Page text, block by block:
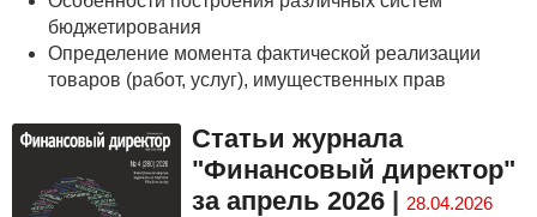
бюджетирования
Определение момента фактической реализации
товаров (работ, услуг), имущественных прав
Статьи журнала
"Финансовый директор"
за апрель 2026| 28.04.2026